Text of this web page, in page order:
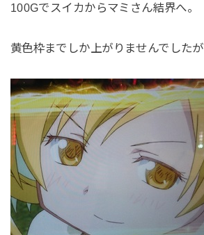
100Gでスイカからマミさん結界へ。
黄色枠までしか上がりませんでしたが